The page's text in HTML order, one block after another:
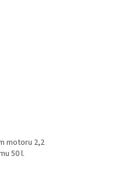
motoru 2,2
50 l.